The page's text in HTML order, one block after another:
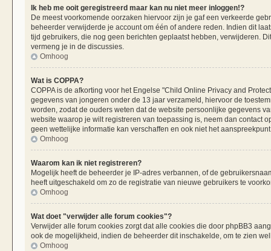
Ik heb me ooit geregistreerd maar kan nu niet meer inloggen!?
De meest voorkomende oorzaken hiervoor zijn je gaf een verkeerde
beheerder verwijderde je account om één of andere reden. Indien dit
tijd gebruikers, die nog geen berichten geplaatst hebben, verwijderen.
vermeng je in de discussies.
Omhoog
Wat is COPPA?
COPPA is de afkorting voor het Engelse "Child Online Privacy and
gegevens van jongeren onder de 13 jaar verzameld, hiervoor de
worden, zodat de ouders weten dat de website persoonlijke gegevens
website waarop je wilt registreren van toepassing is, neem dan contact
geen wettelijke informatie kan verschaffen en ook niet het
Omhoog
Waarom kan ik niet registreren?
Mogelijk heeft de beheerder je IP-adres verbannen, of de
heeft uitgeschakeld om zo de registratie van nieuwe gebruikers te
Omhoog
Wat doet "verwijder alle forum cookies"?
Verwijder alle forum cookies zorgt dat alle cookies die door phpBB3
ook de mogelijkheid, indien de beheerder dit inschakelde, om te zien
Omhoog